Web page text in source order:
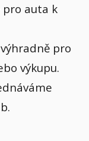
pro auta k
pro
výkupu.